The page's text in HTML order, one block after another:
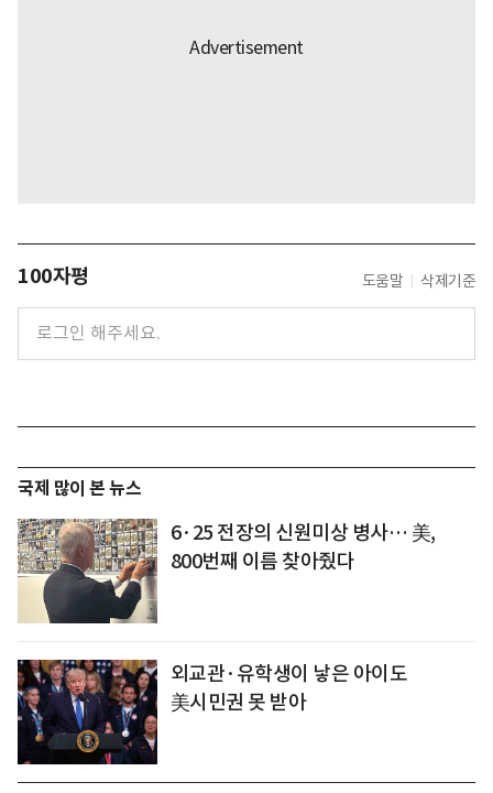
100자평 도움말 삭제기준
국제 많이 본 뉴스
6·25 전장의 신원미상 병사… 美,
800번째 이름 찾아줬다
외교관·유학생이 낳은 아이도
美시민권 못 받아